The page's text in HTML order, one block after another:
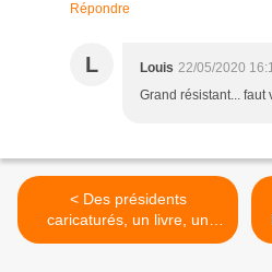
Répondre
L Louis 22/05/2020
Grand résistant... faut
< Des présidents
caricaturés, un livre, un
spectacle : Guillaume Doizy